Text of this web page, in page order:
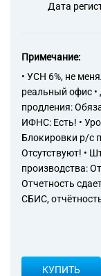
Дата
Примечание:
• УСН 6%, не
реальный офис
продления:
ИФНС: Есть! •
Блокировки р/с
Отсутствуют! •
производства:
Отчетность
СБИС,
КУПИТЬ